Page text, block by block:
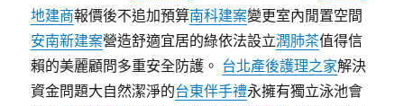
地建商報價後不追加預算南科建案變更室內閒置空間
安南新建案營造舒適宜居的綠依法設立潤肺茶值得信
賴的美麗顧問多重安全防護。 台北產後護理之家解決
資金問題大自然潔淨的台東伴手禮永擁有獨立泳池會